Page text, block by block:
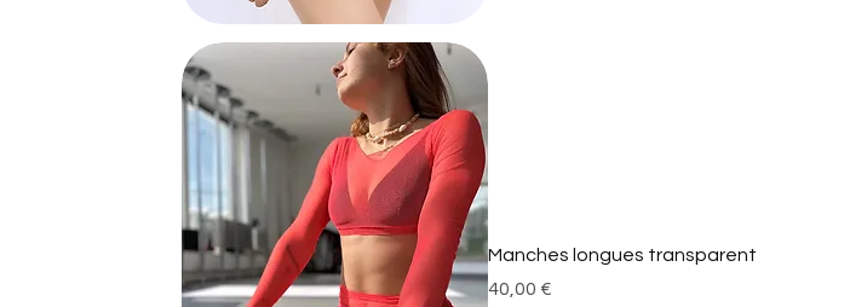
Manches longues transparent
Prix
40,00 €